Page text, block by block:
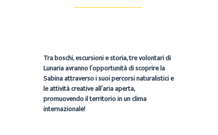
Tra boschi, escursioni e storia, tre volontari di
Lunaria avranno l’opportunità di scoprire la
Sabina attraverso i suoi percorsi naturalistici e
le attività creative all’aria aperta,
promuovendo il territorio in un clima
internazionale!